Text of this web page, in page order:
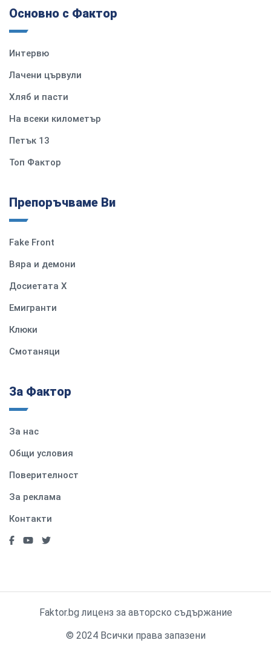
Основно с Фактор
Интервю
Лачени цървули
Хляб и пасти
На всеки километър
Петък 13
Топ Фактор
Препоръчваме Ви
Fake Front
Вяра и демони
Досиетата Х
Емигранти
Клюки
Смотаняци
За Фактор
За нас
Общи условия
Поверителност
За реклама
Контакти
Faktor.bg лиценз за авторско съдържание
© 2024 Всички права запазени